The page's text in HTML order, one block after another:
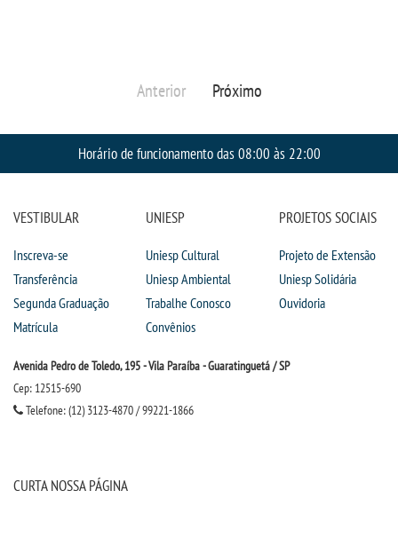
IMPRENSA
TRABALHE CONOSCO
OUVIDORIA
Anterior Próximo
Horário de funcionamento das 08:00 às 22:00
VESTIBULAR
Inscreva-se
Transferência
Segunda Graduação
Matrícula
UNIESP
Uniesp Cultural
Uniesp Ambiental
Trabalhe Conosco
Convênios
PROJETOS SOCIAIS
Projeto de Extensão
Uniesp Solidária
Ouvidoria
Avenida Pedro de Toledo, 195 - Vila Paraíba - Guaratinguetá / SP
Cep: 12515-690
Telefone: (12) 3123-4870 / 99221-1866
CURTA NOSSA PÁGINA